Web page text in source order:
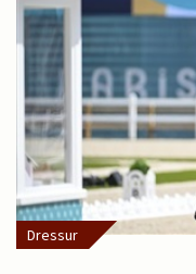
Dressur